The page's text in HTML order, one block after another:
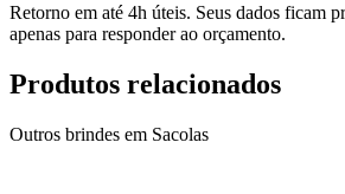
Retorno em até 4h úteis. Seus dados ficam
apenas para responder ao orçamento.
Produtos relacionados
Outros brindes em Sacolas